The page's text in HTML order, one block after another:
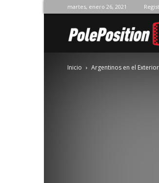
martes, enero 26, 2021
Inicio Argentinos en el Exterior